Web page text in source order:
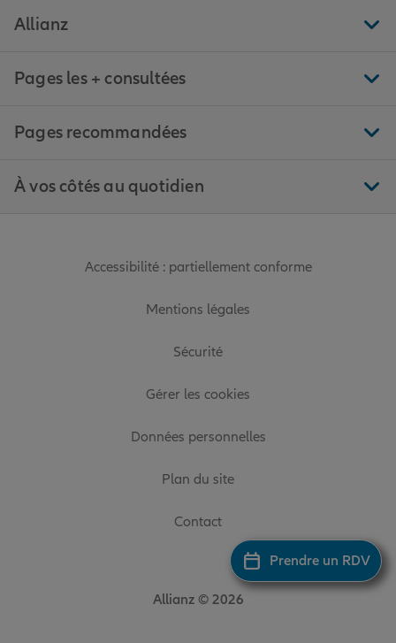
Prendre un RDV
Allianz
Pages les + consultées
Pages recommandées
À vos côtés au quotidien
Accessibilité : partiellement conforme
Mentions légales
Sécurité
Gérer les cookies
Données personnelles
Plan du site
Contact
Allianz © 2026